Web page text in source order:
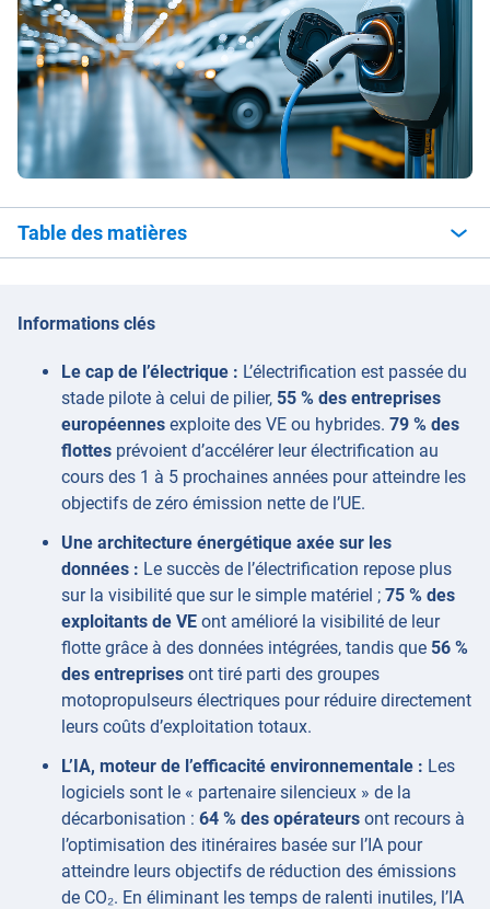
Table des matières
Informations clés
Le cap de l’électrique : L’électrification est passée du
stade pilote à celui de pilier, 55 % des entreprises
européennes exploite des VE ou hybrides. 79 % des
flottes prévoient d’accélérer leur électrification au
cours des 1 à 5 prochaines années pour atteindre les
objectifs de zéro émission nette de l’UE.
Une architecture énergétique axée sur les
données : Le succès de l’électrification repose plus
sur la visibilité que sur le simple matériel ; 75 % des
exploitants de VE ont amélioré la visibilité de leur
flotte grâce à des données intégrées, tandis que 56 %
des entreprises ont tiré parti des groupes
motopropulseurs électriques pour réduire directement
leurs coûts d’exploitation totaux.
L’IA, moteur de l’efficacité environnementale : Les
logiciels sont le « partenaire silencieux » de la
décarbonisation : 64 % des opérateurs ont recours à
l’optimisation des itinéraires basée sur l’IA pour
atteindre leurs objectifs de réduction des émissions
de CO₂. En éliminant les temps de ralenti inutiles, l’IA